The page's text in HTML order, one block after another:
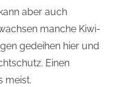
aber auch
manche Kiwi-
gedeihen hier und
Einen
meist.